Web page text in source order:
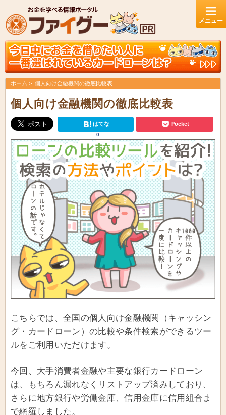
ホーム 個人向け金融機関の徹底比較表
個人向け金融機関の徹底比較表
はてな
0
Pocket
こちらでは、全国の個人向け金融機関（キャッシン
グ・カードローン）の比較や条件検索ができるツー
ルをご利用いただけます。
今回、大手消費者金融や主要な銀行カードローン
は、もちろん漏れなくリストアップ済みしており、
さらに地方銀行や労働金庫、信用金庫に信用組合ま
で網羅しました。